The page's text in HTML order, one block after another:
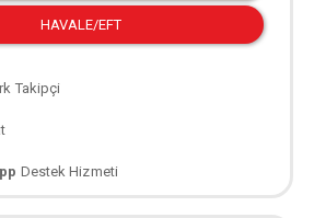
HAVALE/EFT
Takipçi
Destek Hizmeti